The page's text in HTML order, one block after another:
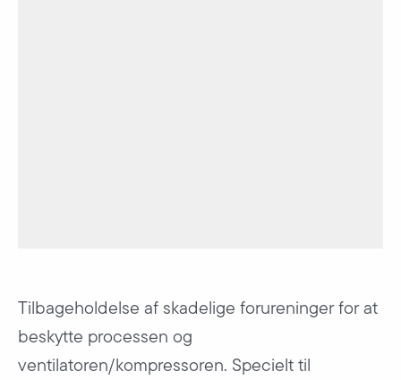
Tilbageholdelse af skadelige forureninger for at
beskytte processen og
ventilatoren/kompressoren. Specielt til